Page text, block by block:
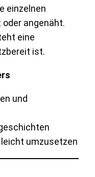
einzelnen
angenäht.
eine
ist.
und
umzusetzen